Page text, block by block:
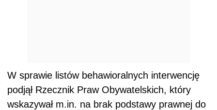
W sprawie listów behawioralnych interwencję
podjął Rzecznik Praw Obywatelskich, który
wskazywał m.in. na brak podstawy prawnej do